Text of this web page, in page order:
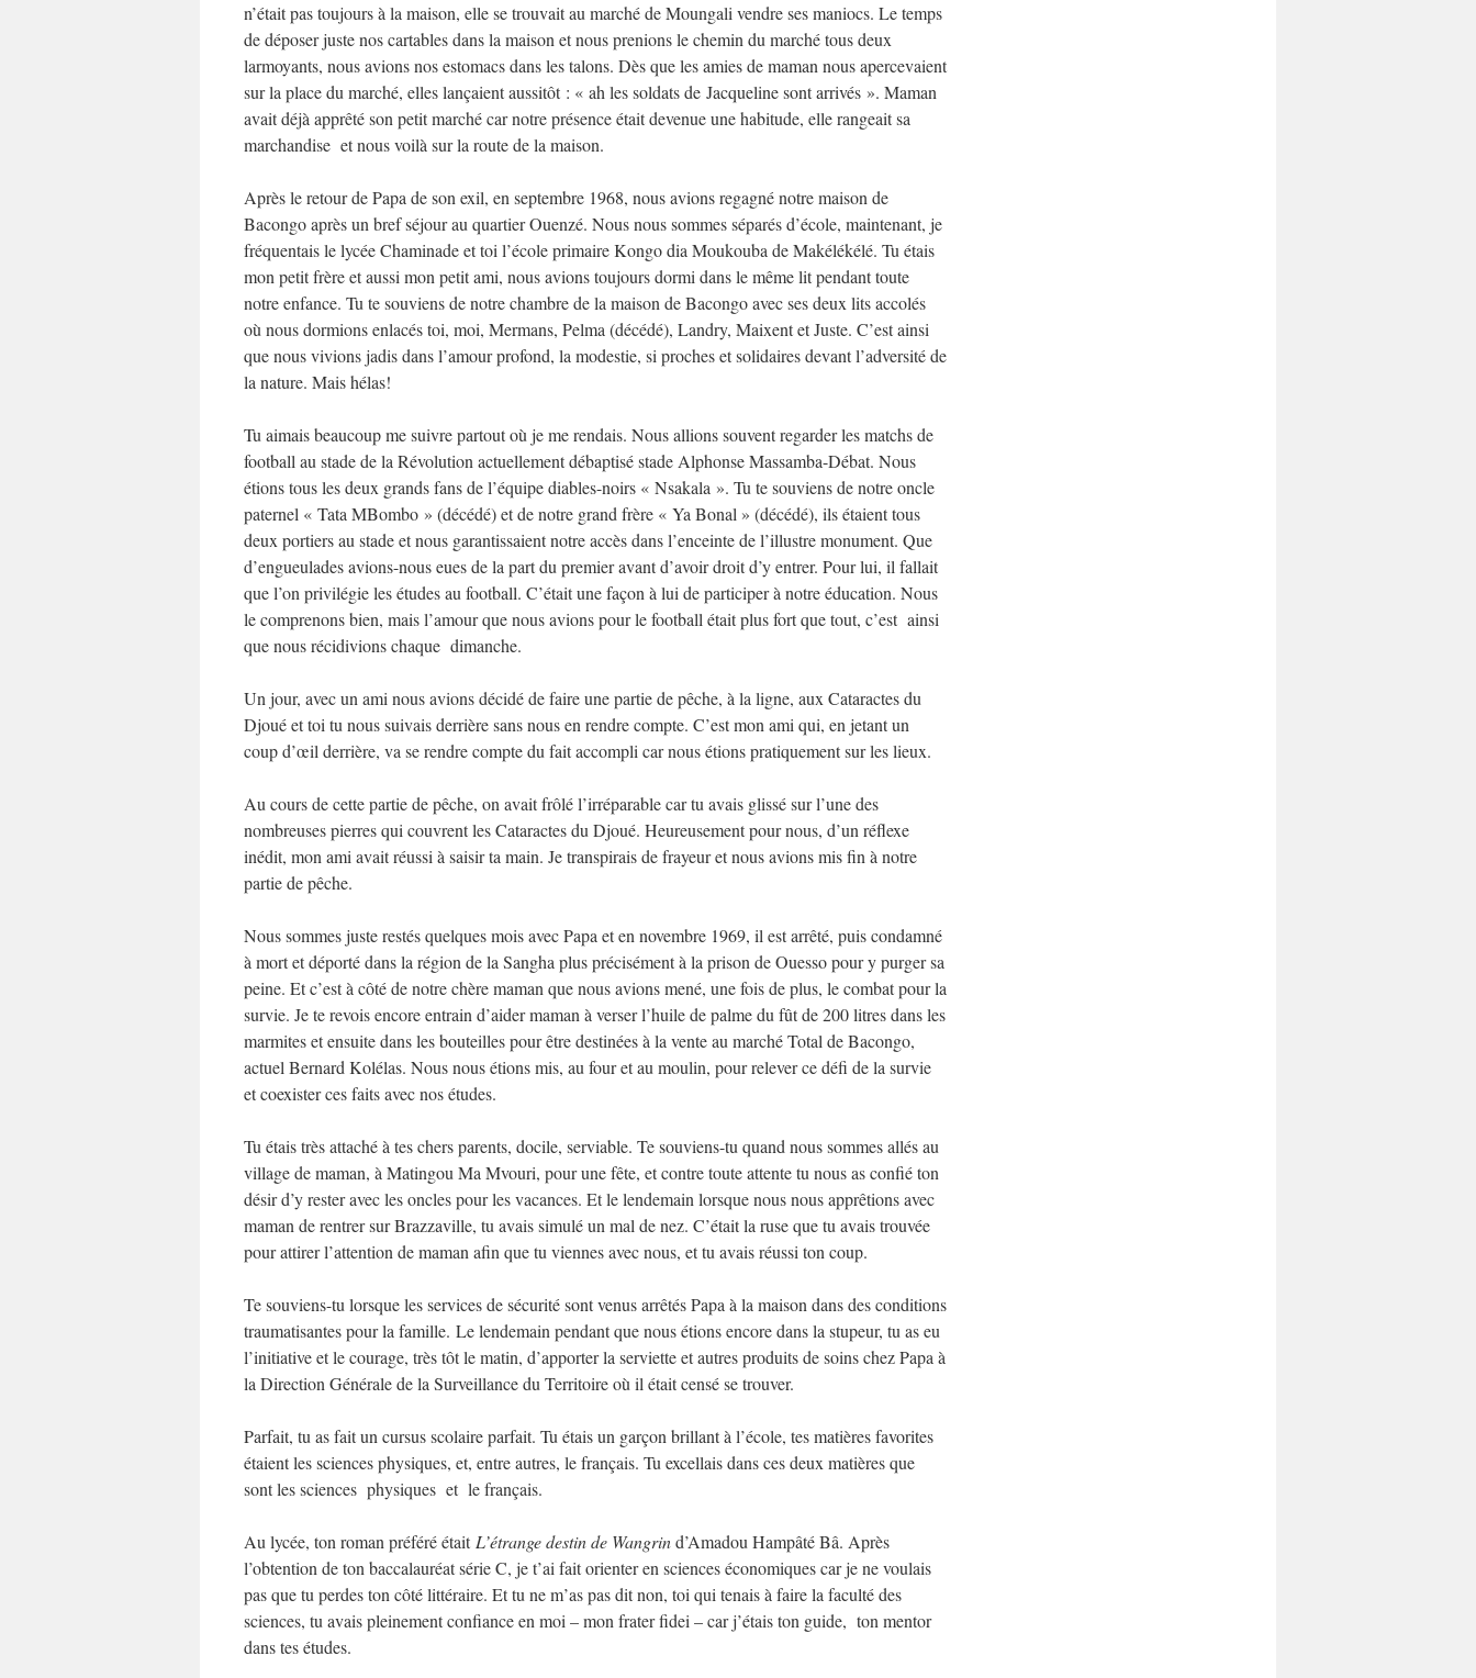
n’était pas toujours à la maison, elle se trouvait au marché de Moungali vendre ses maniocs. Le temps
de déposer juste nos cartables dans la maison et nous prenions le chemin du marché tous deux
larmoyants, nous avions nos estomacs dans les talons. Dès que les amies de maman nous apercevaient
sur la place du marché, elles lançaient aussitôt : « ah les soldats de Jacqueline sont arrivés ». Maman
avait déjà apprêté son petit marché car notre présence était devenue une habitude, elle rangeait sa
marchandise et nous voilà sur la route de la maison.
Après le retour de Papa de son exil, en septembre 1968, nous avions regagné notre maison de
Bacongo après un bref séjour au quartier Ouenzé. Nous nous sommes séparés d’école, maintenant, je
fréquentais le lycée Chaminade et toi l’école primaire Kongo dia Moukouba de Makélékélé. Tu étais
mon petit frère et aussi mon petit ami, nous avions toujours dormi dans le même lit pendant toute
notre enfance. Tu te souviens de notre chambre de la maison de Bacongo avec ses deux lits accolés
où nous dormions enlacés toi, moi, Mermans, Pelma (décédé), Landry, Maixent et Juste. C’est ainsi
que nous vivions jadis dans l’amour profond, la modestie, si proches et solidaires devant l’adversité de
la nature. Mais hélas!
Tu aimais beaucoup me suivre partout où je me rendais. Nous allions souvent regarder les matchs de
football au stade de la Révolution actuellement débaptisé stade Alphonse Massamba-Débat. Nous
étions tous les deux grands fans de l’équipe diables-noirs « Nsakala ». Tu te souviens de notre oncle
paternel « Tata MBombo » (décédé) et de notre grand frère « Ya Bonal » (décédé), ils étaient tous
deux portiers au stade et nous garantissaient notre accès dans l’enceinte de l’illustre monument. Que
d’engueulades avions-nous eues de la part du premier avant d’avoir droit d’y entrer. Pour lui, il fallait
que l’on privilégie les études au football. C’était une façon à lui de participer à notre éducation. Nous
le comprenons bien, mais l’amour que nous avions pour le football était plus fort que tout, c’est ainsi
que nous récidivions chaque dimanche.
Un jour, avec un ami nous avions décidé de faire une partie de pêche, à la ligne, aux Cataractes du
Djoué et toi tu nous suivais derrière sans nous en rendre compte. C’est mon ami qui, en jetant un
coup d’œil derrière, va se rendre compte du fait accompli car nous étions pratiquement sur les lieux.
Au cours de cette partie de pêche, on avait frôlé l’irréparable car tu avais glissé sur l’une des
nombreuses pierres qui couvrent les Cataractes du Djoué. Heureusement pour nous, d’un réflexe
inédit, mon ami avait réussi à saisir ta main. Je transpirais de frayeur et nous avions mis fin à notre
partie de pêche.
Nous sommes juste restés quelques mois avec Papa et en novembre 1969, il est arrêté, puis condamné
à mort et déporté dans la région de la Sangha plus précisément à la prison de Ouesso pour y purger sa
peine. Et c’est à côté de notre chère maman que nous avions mené, une fois de plus, le combat pour la
survie. Je te revois encore entrain d’aider maman à verser l’huile de palme du fût de 200 litres dans les
marmites et ensuite dans les bouteilles pour être destinées à la vente au marché Total de Bacongo,
actuel Bernard Kolélas. Nous nous étions mis, au four et au moulin, pour relever ce défi de la survie
et coexister ces faits avec nos études.
Tu étais très attaché à tes chers parents, docile, serviable. Te souviens-tu quand nous sommes allés au
village de maman, à Matingou Ma Mvouri, pour une fête, et contre toute attente tu nous as confié ton
désir d’y rester avec les oncles pour les vacances. Et le lendemain lorsque nous nous apprêtions avec
maman de rentrer sur Brazzaville, tu avais simulé un mal de nez. C’était la ruse que tu avais trouvée
pour attirer l’attention de maman afin que tu viennes avec nous, et tu avais réussi ton coup.
Te souviens-tu lorsque les services de sécurité sont venus arrêtés Papa à la maison dans des conditions
traumatisantes pour la famille. Le lendemain pendant que nous étions encore dans la stupeur, tu as eu
l’initiative et le courage, très tôt le matin, d’apporter la serviette et autres produits de soins chez Papa à
la Direction Générale de la Surveillance du Territoire où il était censé se trouver.
Parfait, tu as fait un cursus scolaire parfait. Tu étais un garçon brillant à l’école, tes matières favorites
étaient les sciences physiques, et, entre autres, le français. Tu excellais dans ces deux matières que
sont les sciences physiques et le français.
Au lycée, ton roman préféré était L’étrange destin de Wangrind’Amadou Hampâté Bâ. Après
l’obtention de ton baccalauréat série C, je t’ai fait orienter en sciences économiques car je ne voulais
pas que tu perdes ton côté littéraire. Et tu ne m’as pas dit non, toi qui tenais à faire la faculté des
sciences, tu avais pleinement confiance en moi – mon frater fidei – car j’étais ton guide, ton mentor
dans tes études.